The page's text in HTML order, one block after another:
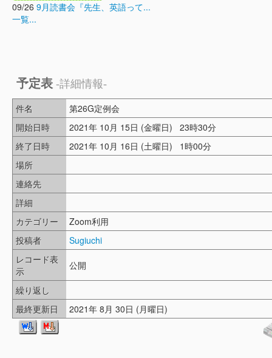
09/26 9月読書会『先生、英語って...
一覧...
予定表 -詳細情報-
件名
第26G定例会
開始日時
2021年 10月 15日 (金曜日) 23時30分
終了日時
2021年 10月 16日 (土曜日) 1時00分
場所
連絡先
詳細
カテゴリー
Zoom利用
投稿者
Sugiuchi
レコード表
示
公開
繰り返し
最終更新日
2021年 8月 30日 (月曜日)